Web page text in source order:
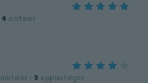
4 omtaler
omtaler · 3 opplastinger